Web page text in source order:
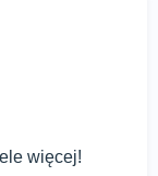
więcej!